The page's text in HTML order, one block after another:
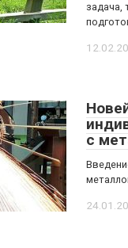
задача,
с